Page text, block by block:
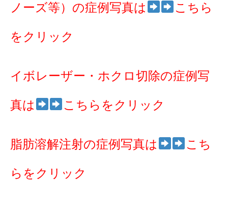
ノーズ等）の症例写真は こちら
をクリック
イボレーザー・ホクロ切除の症例写
真は こちらをクリック
脂肪溶解注射の症例写真は こち
らをクリック